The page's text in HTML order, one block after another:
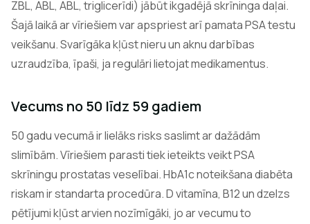
ZBL, ABL, ABL, triglicerīdi) jābūt ikgadējā skrīninga daļai.
Šajā laikā ar vīriešiem var apspriest arī pamata PSA testu
veikšanu. Svarīgāka kļūst nieru un aknu darbības
uzraudzība, īpaši, ja regulāri lietojat medikamentus.
Vecums no 50 līdz 59 gadiem
50 gadu vecumā ir lielāks risks saslimt ar dažādām
slimībām. Vīriešiem parasti tiek ieteikts veikt PSA
skrīningu prostatas veselībai. HbA1c noteikšana diabēta
riskam ir standarta procedūra. D vitamīna, B12 un dzelzs
pētījumi kļūst arvien nozīmīgāki, jo ar vecumu to